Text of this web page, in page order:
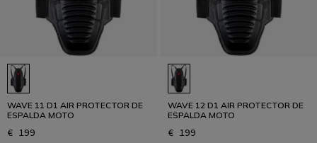
WAVE 11 D1 AIR PROTECTOR DE
ESPALDA MOTO
€ 199
WAVE 12 D1 AIR PROTECTOR DE
ESPALDA MOTO
€ 199